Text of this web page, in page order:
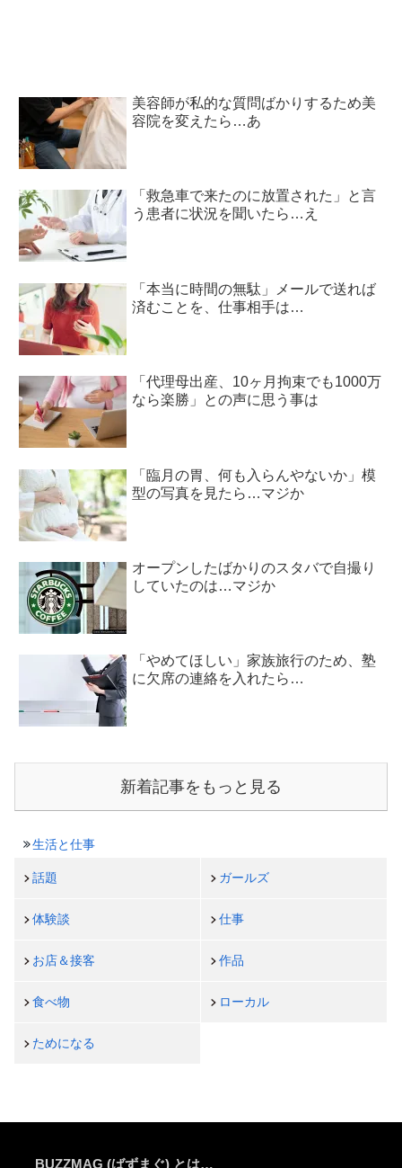
美容師が私的な質問ばかりするため美
容院を変えたら…あ
「救急車で来たのに放置された」と言
う患者に状況を聞いたら…え
「本当に時間の無駄」メールで送れば
済むことを、仕事相手は…
「代理母出産、10ヶ月拘束でも1000万
なら楽勝」との声に思う事は
「臨月の胃、何も入らんやないか」模
型の写真を見たら…マジか
オープンしたばかりのスタバで自撮り
していたのは…マジか
「やめてほしい」家族旅行のため、塾
に欠席の連絡を入れたら…
新着記事をもっと見る
生活と仕事
話題 ガールズ
体験談 仕事
お店＆接客 作品
食べ物 ローカル
ためになる
BUZZMAG (ばずまぐ) とは…